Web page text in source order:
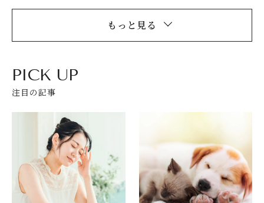
もっと見る
PICK UP
注目の記事